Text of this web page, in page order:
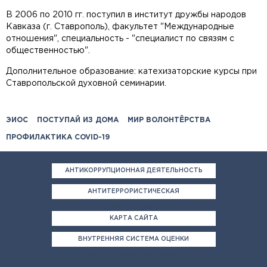
В 2006 по 2010 гг. поступил в институт дружбы народов
Кавказа (г. Ставрополь), факультет "Международные
отношения", специальность - "специалист по связям с
общественностью".
Дополнительное образование: катехизаторские курсы при
Ставропольской духовной семинарии.
ЭИОС ПОСТУПАЙ ИЗ ДОМА МИР ВОЛОНТЁРСТВА
ПРОФИЛАКТИКА COVID-19
АНТИКОРРУПЦИОННАЯ ДЕЯТЕЛЬНОСТЬ
АНТИТЕРРОРИСТИЧЕСКАЯ
КАРТА САЙТА
ВНУТРЕННЯЯ СИСТЕМА ОЦЕНКИ